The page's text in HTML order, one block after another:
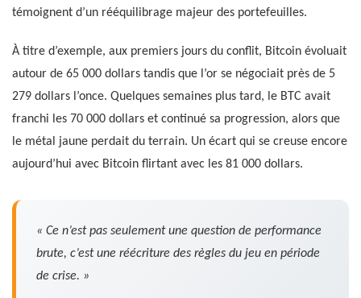
témoignent d’un rééquilibrage majeur des portefeuilles.
À titre d’exemple, aux premiers jours du conflit, Bitcoin évoluait
autour de 65 000 dollars tandis que l’or se négociait près de 5
279 dollars l’once. Quelques semaines plus tard, le BTC avait
franchi les 70 000 dollars et continué sa progression, alors que
le métal jaune perdait du terrain. Un écart qui se creuse encore
aujourd’hui avec Bitcoin flirtant avec les 81 000 dollars.
« Ce n’est pas seulement une question de performance
brute, c’est une réécriture des règles du jeu en période
de crise. »